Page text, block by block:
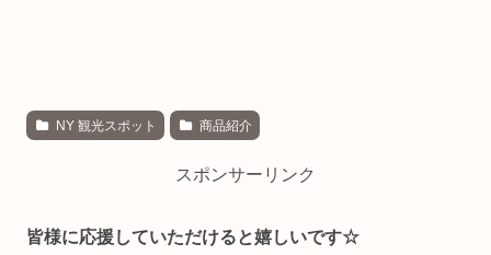
NY 観光スポット 商品紹介
スポンサーリンク
皆様に応援していただけると嬉しいです☆